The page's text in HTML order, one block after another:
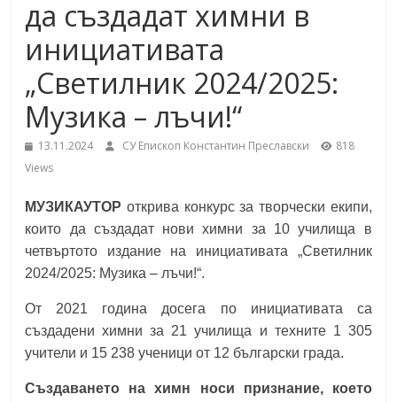
under the Erasmus+ Programme in
School,
Burgas
Средно
училище
"Епископ
Преславски"
Бургас
да създадат химни в
инициативата
„Светилник 2024/2025:
Музика – лъчи!“
13.11.2024 СУ Епископ Константин Преславски
818
Views
МУЗИКАУТОР открива конкурс за творчески екипи,
които да създадат нови химни за 10 училища в
четвъртото издание на инициативата „Светилник
2024/2025: Музика – лъчи!“.
От 2021 година досега по инициативата са
създадени химни за 21 училища и техните 1 305
учители и 15 238 ученици от 12 български града.
Създаването на химн носи признание, което